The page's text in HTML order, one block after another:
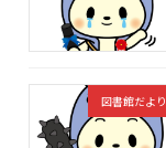
図書館だより